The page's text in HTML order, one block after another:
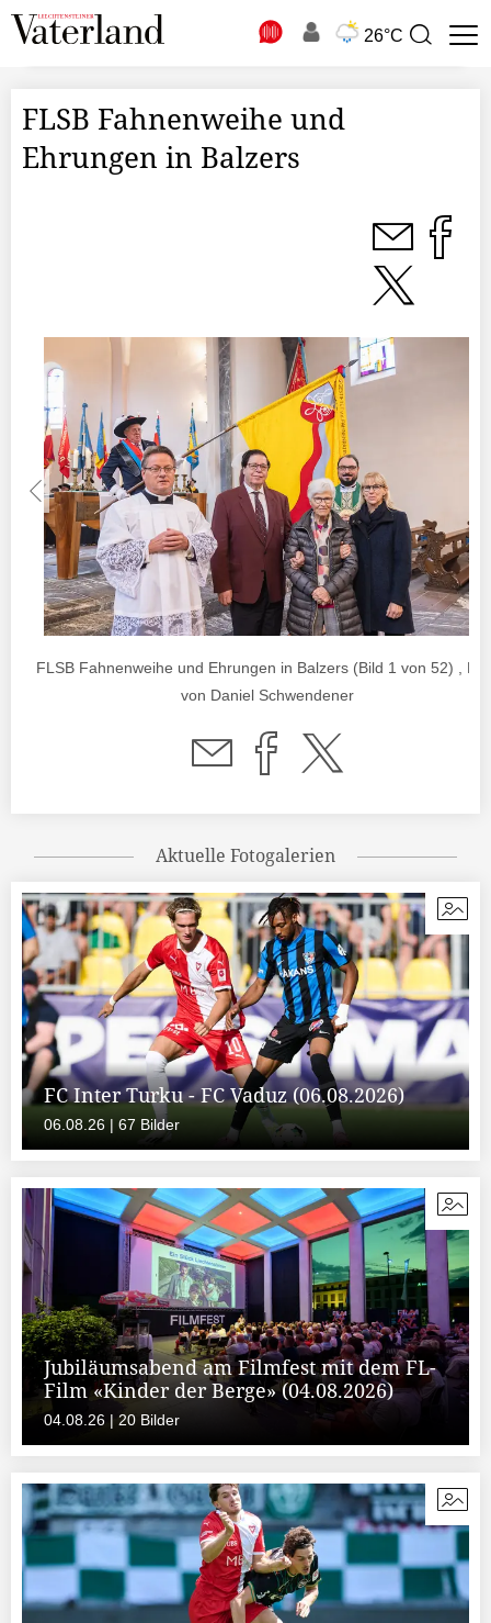
26°C
Suchbegriff
FLSB Fahnenweihe und
Ehrungen in Balzers
FLSB Fahnenweihe und Ehrungen in Balzers (Bild 1 von 52) ,
von Daniel Schwendener
Aktuelle Fotogalerien
FC Inter Turku - FC Vaduz (06.08.2026)
06.08.26 | 67 Bilder
Jubiläumsabend am Filmfest mit dem FL-
Film «Kinder der Berge» (04.08.2026)
04.08.26 | 20 Bilder